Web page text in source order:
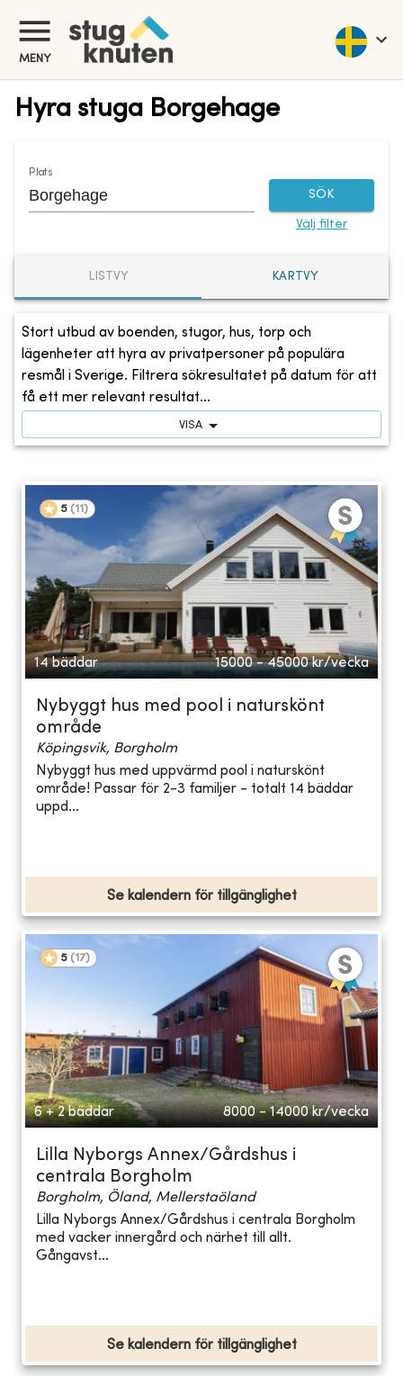
MENY
Hyra stuga Borgehage
Plats
SÖK
Välj filter
LISTVY KARTVY
Stort utbud av boenden, stugor, hus, torp och
lägenheter att hyra av privatpersoner på populära
resmål i Sverige. Filtrera sökresultatet på datum för att
få ett mer relevant resultat...
VISA
5 (11 )
14 bäddar 15000 - 45000 kr/vecka
Nybyggt hus med pool i naturskönt
område
Köpingsvik, Borgholm
Nybyggt hus med uppvärmd pool i naturskönt
område! Passar för 2-3 familjer - totalt 14 bäddar
uppd...
Se kalendern för tillgänglighet
5 (17)
6 + 2 bäddar 8000 - 14000 kr/vecka
Lilla Nyborgs Annex/Gårdshus i
centrala Borgholm
Borgholm, Öland, Mellerstaöland
Lilla Nyborgs Annex/Gårdshus i centrala Borgholm
med vacker innergård och närhet till allt.
Gångavst...
Se kalendern för tillgänglighet